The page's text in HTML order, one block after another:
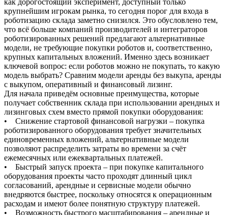
крупнейшим игрокам рынка, то сегодня порог для входа в
роботизацию склада заметно снизился. Это обусловлено тем,
что всё больше компаний производителей и интеграторов
роботизированных решений предлагают альтернативные
модели, не требующие покупки роботов и, соответственно,
крупных капитальных вложений. Именно здесь возникает
ключевой вопрос: если роботов можно не покупать, то какую
модель выбрать? Сравним модели аренды без выкупа, аренды
с выкупом, оперативный и финансовый лизинг.
Для начала приведём основные преимущества, которые
получает собственник склада при использовании арендных и
лизинговых схем вместо прямой покупки оборудования:
• Снижение стартовой финансовой нагрузки – покупка
роботизированного оборудования требует значительных
единовременных вложений, альтернативные модели
позволяют распределить затраты во времени за счёт
ежемесячных или ежеквартальных платежей.
• Быстрый запуск проекта – при покупке капитального
оборудования проекты часто проходят длинный цикл
согласований, арендные и сервисные модели обычно
внедряются быстрее, поскольку относятся к операционным
расходам и имеют более понятную структуру платежей.
• Возможность быстрого масштабирования – арендные и